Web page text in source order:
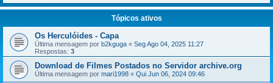
Tópicos ativos
Os Herculóides - Capa
Última mensagem por b2kguga « Seg Ago 04, 2025 11:27
Respostas: 3
Download de Filmes Postados no Servidor archive.org
Última mensagem por mari1998 « Qui Jun 06, 2024 09:46